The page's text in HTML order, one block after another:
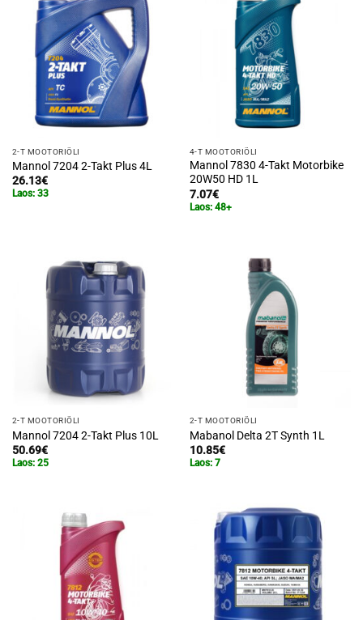
2-T MOOTORIÕLI
Mannol 7204 2-Takt Plus 4L
26.13€
Laos: 33
4-T MOOTORIÕLI
Mannol 7830 4-Takt Motorbike
20W50 HD 1L
7.07€
Laos: 48+
2-T MOOTORIÕLI
Mannol 7204 2-Takt Plus 10L
50.69€
Laos: 25
2-T MOOTORIÕLI
Mabanol Delta 2T Synth 1L
10.85€
Laos: 7